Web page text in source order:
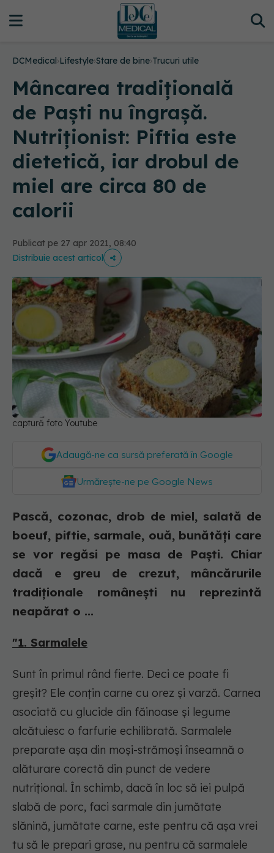
DCMedical›Lifestyle›Stare de bine›Trucuri utile
Mâncarea tradițională
de Paști nu îngrașă.
Nutriționist: Piftia este
dietetică, iar drobul de
miel are circa 80 de
calorii
Publicat pe 27 apr 2021, 08:40
Distribuie acest articol
captură foto Youtube
Adaugă-ne ca sursă preferată în Google
Urmărește-ne pe Google News
Pască, cozonac, drob de miel, salată de
boeuf, piftie, sarmale, ouă, bunătăți care
se vor regăsi pe masa de Paști. Chiar
dacă e greu de crezut, mâncărurile
tradiționale românești nu reprezintă
neapărat o ...
"1. Sarmalele
Sunt în primul rând fierte. Deci ce poate fi
greşit? Ele conţin carne cu orez şi varză. Carnea
asociată cu glucide din făinoase şi legume
alcătuiesc o farfurie echilibrată. Sarmalele
preparate aşa din moşi-strămoşi înseamnă o
alăturare corectă din punct de vedere
nutriţional. În schimb, dacă în loc să iei pulpă
slabă de porc, faci sarmale din jumătate
slănină, jumătate carne, este pentru că aşa vrei
tu să le prepari grase, nu pentru că sarmalele